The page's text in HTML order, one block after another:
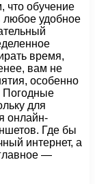
что обучение
любое удобное
время,
вам не
особенно
Погодные
для
онлайн-
Где бы
интернет, а
—